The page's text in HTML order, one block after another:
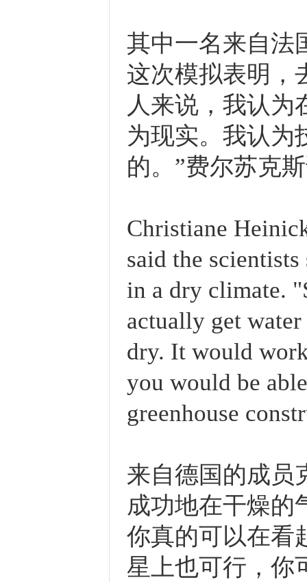
其中一名来自法
这次模拟表明，
人来说，我认为
为现实。我认为
的。”费尔苏克
Christiane
said the
in a dry climate.
actually get
dry. It would
you would be
greenhouse
来自德国的成员
成功地在干燥的
你真的可以在看
星上也可行，你